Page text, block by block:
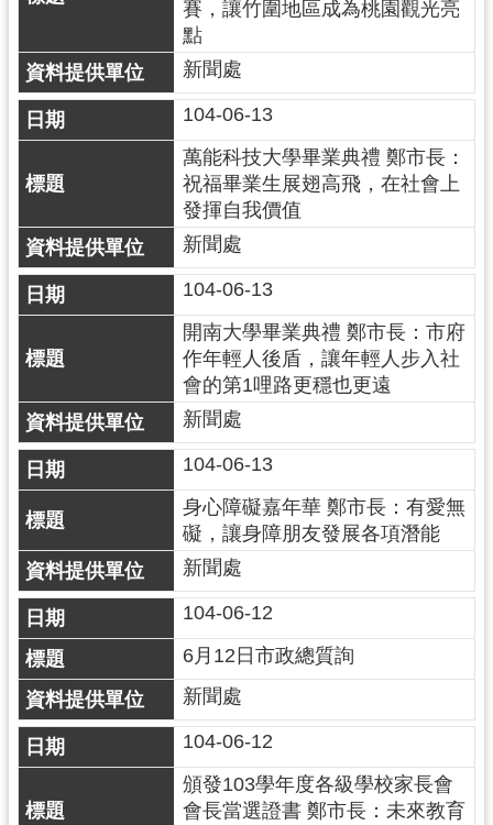
資
訊
訊
公
便
民
服
務
府
資
訊
公
開
回
首
頁
網
站
導
覽
市
賽，讓竹圍地區成為桃園觀光亮
點
新聞處
104-06-13
萬能科技大學畢業典禮 鄭市長：
祝福畢業生展翅高飛，在社會上
發揮自我價值
新聞處
104-06-13
開南大學畢業典禮 鄭市長：市府
作年輕人後盾，讓年輕人步入社
會的第1哩路更穩也更遠
新聞處
104-06-13
身心障礙嘉年華 鄭市長：有愛無
礙，讓身障朋友發展各項潛能
新聞處
104-06-12
6月12日市政總質詢
新聞處
104-06-12
頒發103學年度各級學校家長會
會長當選證書 鄭市長：未來教育